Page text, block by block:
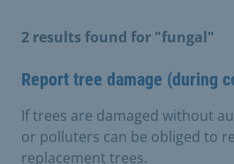
2 results found for "fungal"
Report tree damage (during
If trees are damaged without
or polluters can be obliged to
replacement trees.